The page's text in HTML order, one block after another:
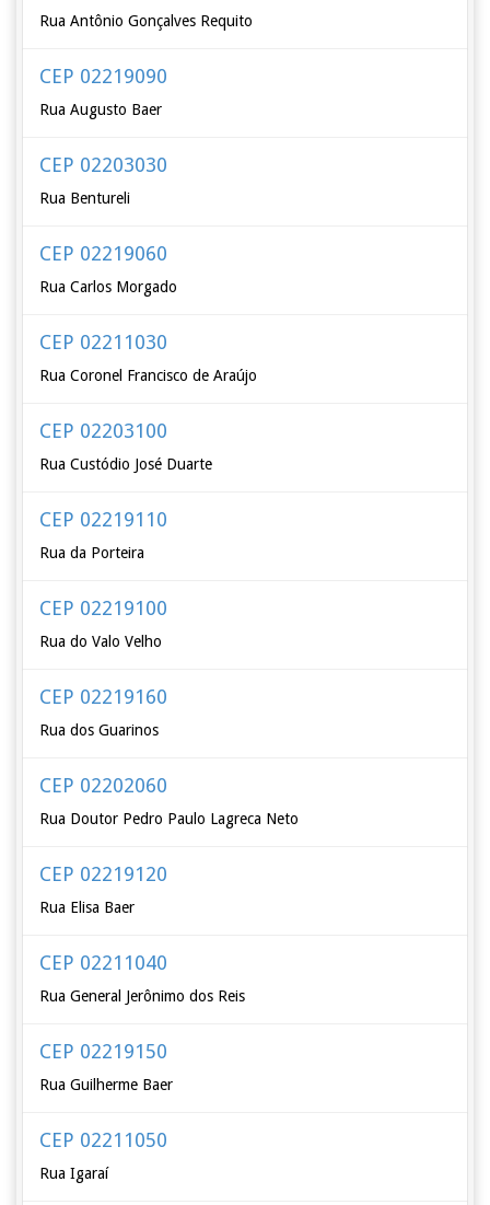
Rua Antônio Gonçalves Requito
CEP 02219090
Rua Augusto Baer
CEP 02203030
Rua Bentureli
CEP 02219060
Rua Carlos Morgado
CEP 02211030
Rua Coronel Francisco de Araújo
CEP 02203100
Rua Custódio José Duarte
CEP 02219110
Rua da Porteira
CEP 02219100
Rua do Valo Velho
CEP 02219160
Rua dos Guarinos
CEP 02202060
Rua Doutor Pedro Paulo Lagreca Neto
CEP 02219120
Rua Elisa Baer
CEP 02211040
Rua General Jerônimo dos Reis
CEP 02219150
Rua Guilherme Baer
CEP 02211050
Rua Igaraí